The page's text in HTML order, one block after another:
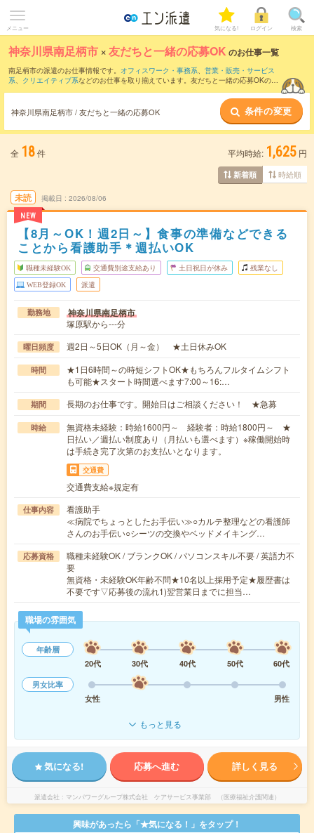
メニュー 気になる! ログイン 検索
神奈川県南足柄市 ×友だちと一緒の応募OK のお仕事一覧
南足柄市の派遣のお仕事情報です。 オフィスワーク・事務系、 営業・販売・サービス
系、 クリエイティブ系などのお仕事を取り揃えています。友だちと一緒の応募OKの条
神奈川県南足柄市 / 友だちと一緒の応募OK 条件の変更
全 18件 平均時給: 1,625 円
新着順 時給順
未読
NEW
掲載日 2026/08/06
【8月～OK！週2日～】食事の準備などできる
ことから看護助手＊週払いOK
職種未経験OK 交通費別途支給あり 土日祝日が休み 残業なし
WEB登録OK 派遣
勤務地 神奈川県南足柄市
塚原駅から---分
曜日頻度 週2日～5日OK（月～金） ★土日休みOK
時間
★1日6時間～の時短シフトOK★もちろんフルタイムシフト
も可能★スタート時間選べます7:00～16:…
期間 長期のお仕事です。開始日はご相談ください！ ★急募
時給
無資格未経験：時給1600円～ 経験者：時給1800円～ ★
日払い／週払い制度あり（月払いも選べます）※稼働開始時
は手続き完了次第のお支払いとなります。
交通費
交通費支給※規定有
仕事内容
看護助手
≪病院でちょっとしたお手伝い≫○カルテ整理などの看護師
さんのお手伝い○シーツの交換やベッドメイキング…
応募資格
職種未経験OK / ブランクOK / パソコンスキル不要 / 英語力不
要
無資格・未経験OK年齢不問★10名以上採用予定★履歴書は
不要です▽応募後の流れ1)翌営業日までに担当…
職場の雰囲気
年齢層
20代
30代 40代 50代
60代
男女比率
女性
男性
もっと見る
気になる! 応募へ進む 詳しく見る
派遣会社 マンパワーグループ株式会社 ケアサービス事業部 （医療福祉介護関連）
興味があったら「★気になる！」をタップ！